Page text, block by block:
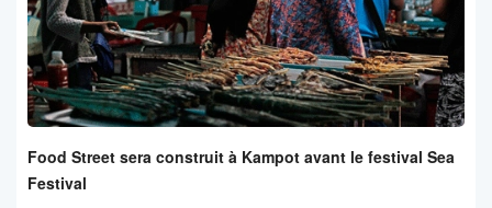
Food Street sera construit à Kampot avant le festival Sea
Festival